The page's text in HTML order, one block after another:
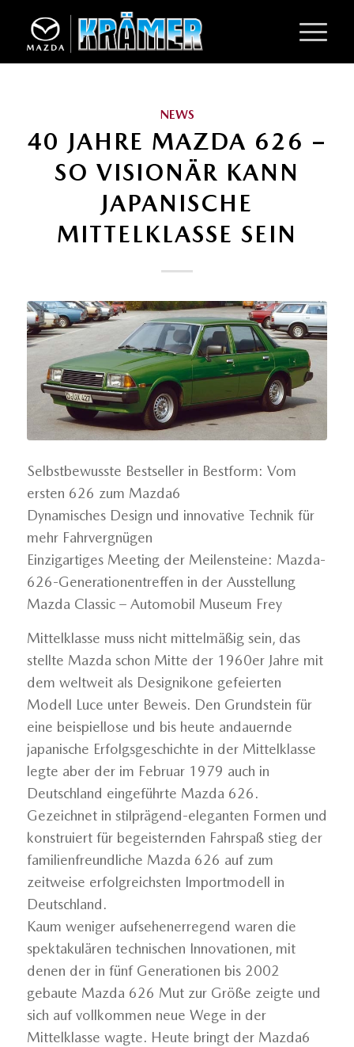
NEWS
40 JAHRE MAZDA 626 –
SO VISIONÄR KANN
JAPANISCHE
MITTELKLASSE SEIN
Selbstbewusste Bestseller in Bestform: Vom
ersten 626 zum Mazda6
Dynamisches Design und innovative Technik für
mehr Fahrvergnügen
Einzigartiges Meeting der Meilensteine: Mazda-
626-Generationentreffen in der Ausstellung
Mazda Classic – Automobil Museum Frey
Mittelklasse muss nicht mittelmäßig sein, das
stellte Mazda schon Mitte der 1960er Jahre mit
dem weltweit als Designikone gefeierten
Modell Luce unter Beweis. Den Grundstein für
eine beispiellose und bis heute andauernde
japanische Erfolgsgeschichte in der Mittelklasse
legte aber der im Februar 1979 auch in
Deutschland eingeführte Mazda 626.
Gezeichnet in stilprägend-eleganten Formen und
konstruiert für begeisternden Fahrspaß stieg der
familienfreundliche Mazda 626 auf zum
zeitweise erfolgreichsten Importmodell in
Deutschland.
Kaum weniger aufsehenerregend waren die
spektakulären technischen Innovationen, mit
denen der in fünf Generationen bis 2002
gebaute Mazda 626 Mut zur Größe zeigte und
sich auf vollkommen neue Wege in der
Mittelklasse wagte. Heute bringt der Mazda6